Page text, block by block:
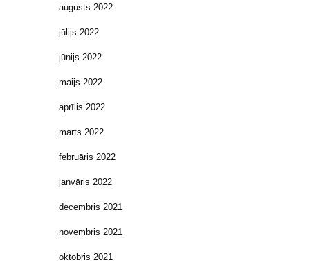
augusts 2022
jūlijs 2022
jūnijs 2022
maijs 2022
aprīlis 2022
marts 2022
februāris 2022
janvāris 2022
decembris 2021
novembris 2021
oktobris 2021